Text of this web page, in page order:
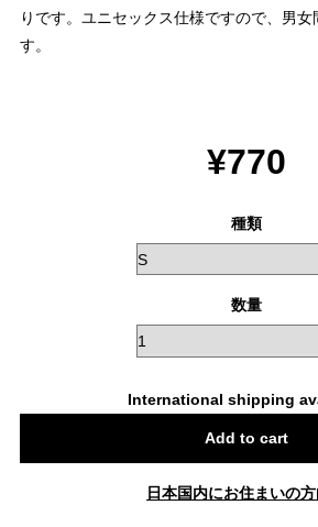
りです。ユニセックス仕様ですので、男女
す。
¥770
種類
数量
International shipping
Add to cart
日本国内にお住まいの